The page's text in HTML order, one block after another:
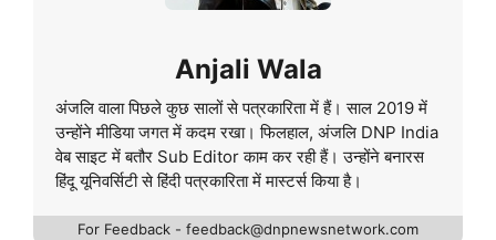
Anjali Wala
अंजलि वाला पिछले कुछ सालों से पत्रकारिता में हैं। साल 2019 में
उन्होंने मीडिया जगत में कदम रखा। फिलहाल, अंजलि DNP India
वेब साइट में बतौर Sub Editor काम कर रही हैं। उन्होंने बनारस
हिंदू यूनिवर्सिटी से हिंदी पत्रकारिता में मास्टर्स किया है।
For Feedback - feedback@dnpnewsnetwork.com